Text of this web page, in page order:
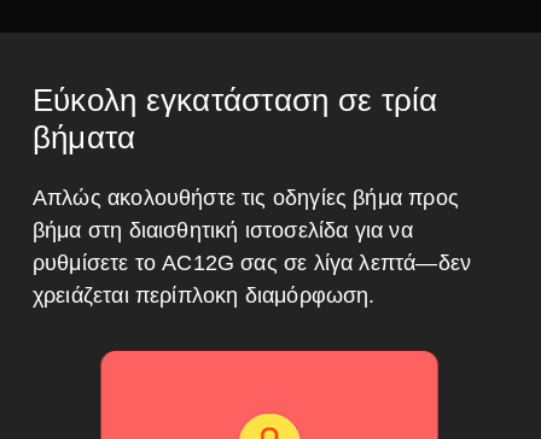
Εύκολη εγκατάσταση σε τρία
βήματα
Απλώς ακολουθήστε τις οδηγίες βήμα προς
βήμα στη διαισθητική ιστοσελίδα για να
ρυθμίσετε το AC12G σας σε λίγα λεπτά—δεν
χρειάζεται περίπλοκη διαμόρφωση.